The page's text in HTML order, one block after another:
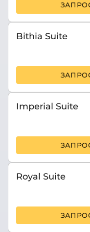
Bithia Suite
Imperial Suite
Royal Suite